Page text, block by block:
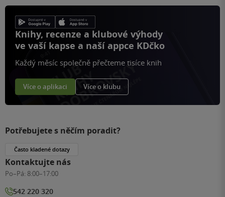
Knihy, recenze a klubové výhody
ve vaší kapse a naší appce KDčko
Každý měsíc společně přečteme tisíce knih
Více o aplikaci Více o klubu
Potřebujete s něčím poradit?
Často kladené dotazy
Kontaktujte nás
Po–Pá: 8:00–17:00
542 220 320